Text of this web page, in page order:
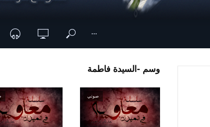
···
وسم -السيدة فاطمة
صوتي